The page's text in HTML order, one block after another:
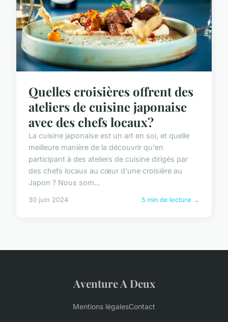
Quelles croisières offrent des
ateliers de cuisine japonaise
avec des chefs locaux?
La cuisine japonaise est un art en soi, et quelle
meilleure manière de la découvrir qu'en
participant à des ateliers de cuisine dirigés par
des chefs locaux au cœur d'une croisière au
Japon ? Nous som...
30 juin 2024 5 min de lecture →
Aventure A Deux
Mentions légalesContact